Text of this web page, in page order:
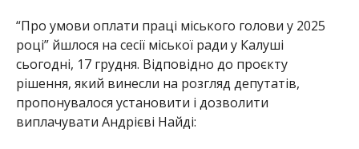
“Про умови оплати праці міського голови у 2025
році” йшлося на сесії міської ради у Калуші
сьогодні, 17 грудня. Відповідно до проєкту
рішення, який винесли на розгляд депутатів,
пропонувалося установити і дозволити
виплачувати Андрієві Найді: